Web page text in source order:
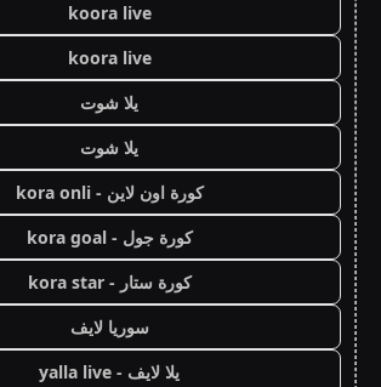
koora live
koora live
يلا شوت
يلا شوت
كورة اون لاين - kora onli
كورة جول - kora goal
كورة ستار - kora star
سوريا لايف
يلا لايف - yalla live